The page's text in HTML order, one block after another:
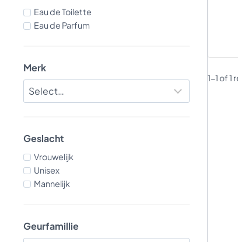
Eau de Toilette
Eau de Parfum
Merk
Geslacht
Vrouwelijk
Unisex
Mannelijk
Geurfamillie
1-1 of 1